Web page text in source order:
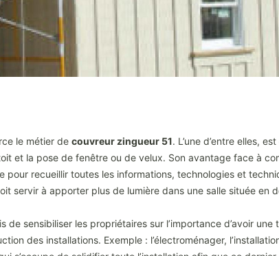
le métier de couvreur zingueur 51. L’une d’entre elles,
et la pose de fenêtre ou de velux. Son avantage face à
pour recueillir toutes les informations, technologies et
servir à apporter plus de lumière dans une salle située en
de sensibiliser les propriétaires sur l’importance d’avoir
des installations. Exemple : l’électroménager,